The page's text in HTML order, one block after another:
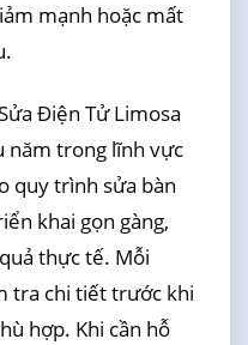
mạnh hoặc mất
Điện Tử Limosa
năm trong lĩnh vực
quy trình sửa bàn
khai gọn gàng,
thực tế. Mỗi
tra chi tiết trước khi
hợp. Khi cần hỗ